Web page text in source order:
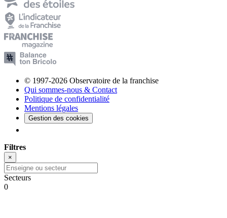
© 1997-2026 Observatoire de la franchise
Qui sommes-nous & Contact
Politique de confidentialité
Mentions légales
Gestion des cookies
Filtres
×
Secteurs
0